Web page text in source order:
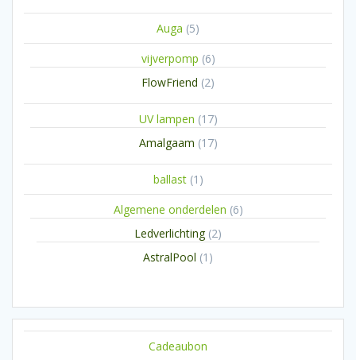
Auga 55
producten
vijverpomp 66
FlowFriend 22
UV lampen 1717
Amalgaam 1717
ballast 1 1
product
Algemene onderdelen 66
Ledverlichting 22
AstralPool 1 1
Cadeaubon